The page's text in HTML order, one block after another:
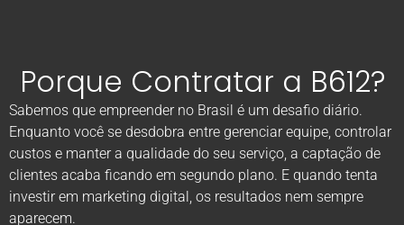
Porque Contratar a B612?
Sabemos que empreender no Brasil é um desafio diário.
Enquanto você se desdobra entre gerenciar equipe, controlar
custos e manter a qualidade do seu serviço, a captação de
clientes acaba ficando em segundo plano. E quando tenta
investir em marketing digital, os resultados nem sempre
aparecem.